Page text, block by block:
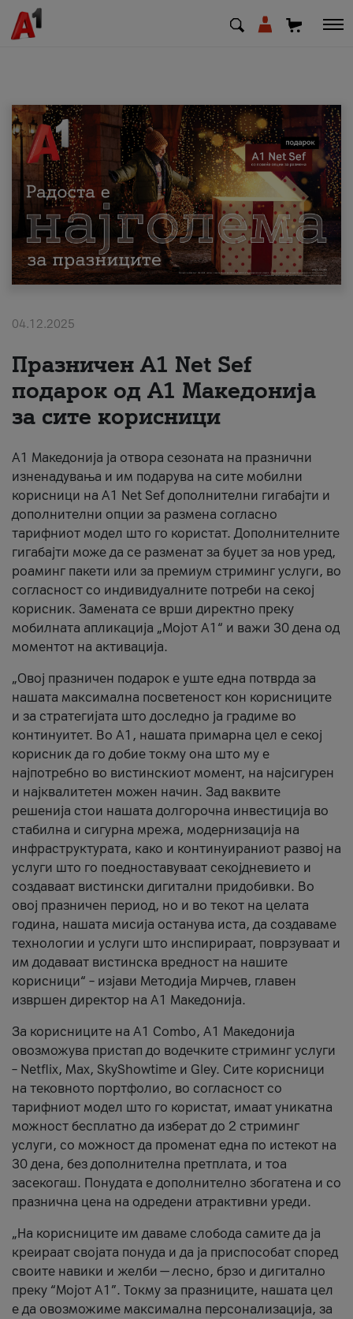
МК EN SQ
Приватни Деловни
Поддршка
Надополни кредит
За нас
#ПодобарОнлајн
04.12.2025
Празничен A1 Net Sеf
подарок од А1 Македонија
за сите корисници
А1 Македонија ја отвора сезоната на празнични
изненадувања и им подарува на сите мобилни
корисници на A1 Net Sef дополнителни гигабајти и
дополнителни опции за размена согласно
тарифниот модел што го користат. Дополнителните
гигабајти може да се разменат за буџет за нов уред,
роаминг пакети или за премиум стриминг услуги, во
согласност со индивидуалните потреби на секој
корисник. Замената се врши директно преку
мобилната апликација „Мојот А1“ и важи 30 дена од
моментот на активација.
„Овој празничен подарок е уште една потврда за
нашата максимална посветеност кон корисниците
и за стратегијата што доследно ја градиме во
континуитет. Во А1, нашата примарна цел е секој
корисник да го добие токму она што му е
најпотребно во вистинскиот момент, на најсигурен
и најквалитетен можен начин. Зад ваквите
решенија стои нашата долгорочна инвестиција во
стабилна и сигурна мрежа, модернизација на
инфраструктурата, како и континуираниот развој на
услуги што го поедноставуваат секојдневието и
создаваат вистински дигитални придобивки. Во
овој празничен период, но и во текот на целата
година, нашата мисија останува иста, да создаваме
технологии и услуги што инспирираат, поврзуваат и
им додаваат вистинска вредност на нашите
корисници“ – изјави Методија Мирчев, главен
извршен директор на А1 Македонија.
За корисниците на A1 Combo, А1 Македонија
овозможува пристап до водечките стриминг услуги
– Netflix, Max, SkyShowtime и Gley. Сите корисници
на тековното портфолио, во согласност со
тарифниот модел што го користат, имаат уникатна
можност бесплатно да изберат до 2 стриминг
услуги, со можност да променат една по истекот на
30 дена, без дополнителна претплата, и тоа
засекогаш. Понудата е дополнително збогатена и со
празнична цена на одредени атрактивни уреди.
„На корисниците им даваме слобода самите да ја
креираат својата понуда и да ја приспособат според
своите навики и желби — лесно, брзо и дигитално
преку “Мојот А1”. Токму за празниците, нашата цел
е да овозможиме максимална персонализација, за